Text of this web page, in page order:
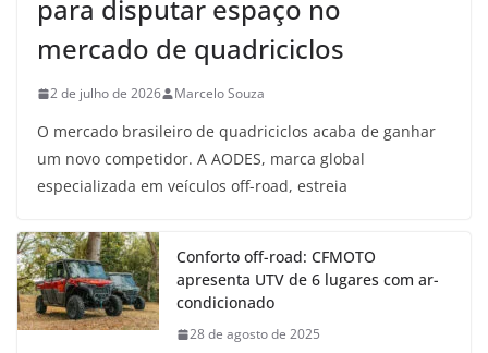
para disputar espaço no
mercado de quadriciclos
2 de julho de 2026 Marcelo Souza
O mercado brasileiro de quadriciclos acaba de ganhar
um novo competidor. A AODES, marca global
especializada em veículos off-road, estreia
Conforto off-road: CFMOTO
apresenta UTV de 6 lugares com ar-
condicionado
28 de agosto de 2025